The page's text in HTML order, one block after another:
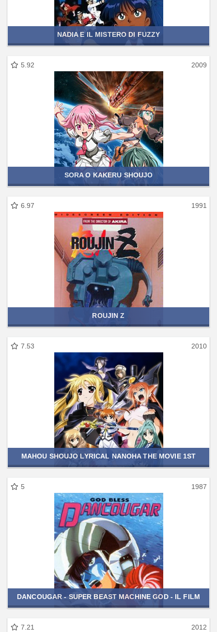
NADIA E IL MISTERO DI FUZZY
5.92 2009
SORA O KAKERU SHOUJO
6.97 1991
ROUJIN Z
7.53 2010
MAHOU SHOUJO LYRICAL NANOHA THE MOVIE 1ST
5 1987
DANCOUGAR - SUPER BEAST MACHINE GOD - IL FILM
7.21 2012